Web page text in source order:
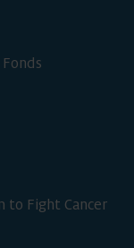
to Fight Cancer